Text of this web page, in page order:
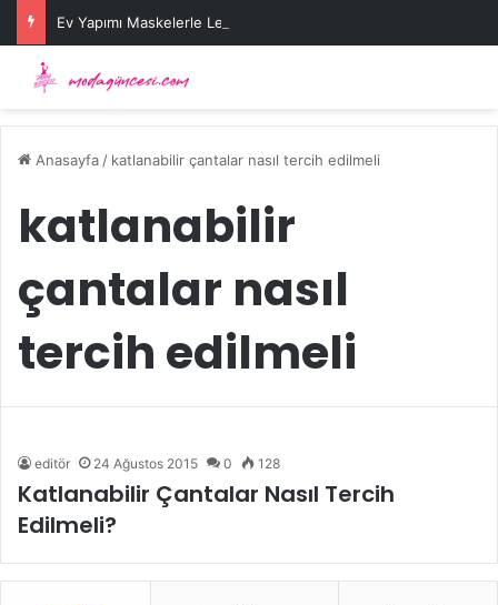
Ev Yapımı Maskelerle Leke Sorununa Çözüm Önerileri
Anasayfa / katlanabilir çantalar nasıl tercih edilmeli
katlanabilir
çantalar nasıl
tercih edilmeli
editör 24 Ağustos 2015 0 128
Katlanabilir Çantalar Nasıl Tercih
Edilmeli?